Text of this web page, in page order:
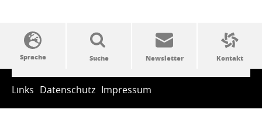
SSW-Politik von A bis Z
Links Datenschutz Impressum